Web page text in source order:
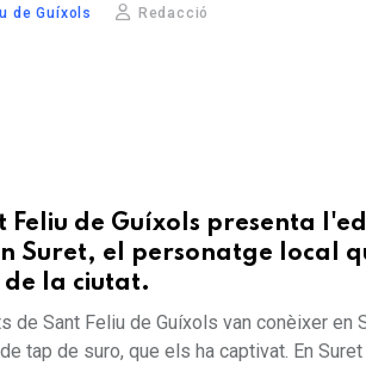
de Guíxols Redacció
Feliu de Guíxols presenta
Suret, el personatge local
la ciutat.
Sant Feliu de Guíxols van conèixer en
tap de suro, que els ha captivat. En